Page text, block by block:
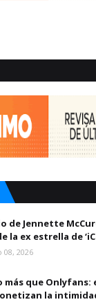
de Jennette
la ex estrella de
08, 2026
más que
la